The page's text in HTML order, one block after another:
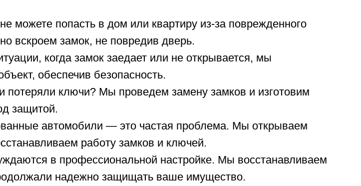
можете попасть в дом или квартиру из-за поврежденного
вскроем замок, не повредив дверь.
когда замок заедает или не открывается, мы
обеспечив безопасность.
потеряли ключи? Мы проведем замену замков и изготовим
защитой.
автомобили — это частая проблема. Мы открываем
работу замков и ключей.
в профессиональной настройке. Мы восстанавливаем
надежно защищать ваше имущество.